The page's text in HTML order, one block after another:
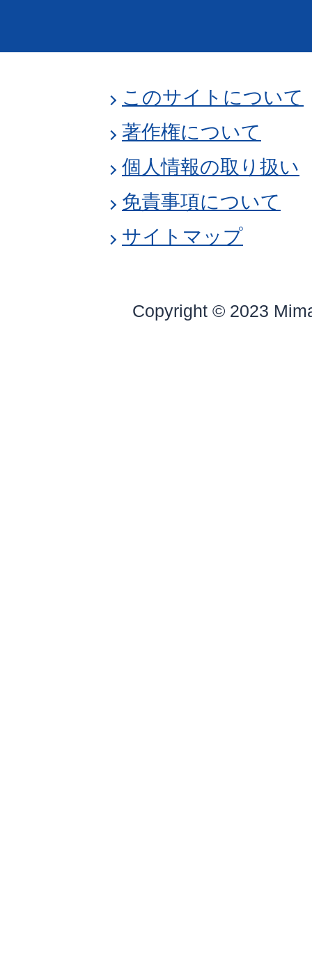
このサイトについて
著作権について
個人情報の取り扱い
免責事項について
サイトマップ
Copyright © 2023